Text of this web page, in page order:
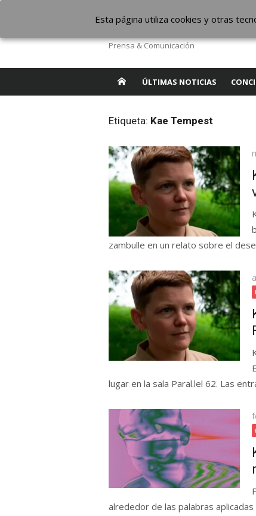
contenido
The Borderline
Prensa & Comunicación
ÚLTIMAS NOTICIAS
Etiqueta: Kae Tempest
zambulle en un relato sobre el
lugar en la sala Paral.lel 62. Las
alrededor de las palabras
Esta página utiliza cookies y otras